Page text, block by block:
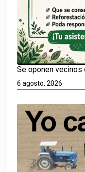
Se oponen vecinos
6 agosto, 2026